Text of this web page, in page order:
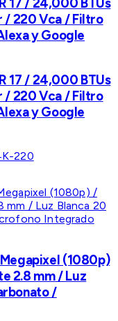
/ 220 Vca / Filtro
y Google
17 / 24,000 BTUs
/ 220 Vca / Filtro
y Google
220
(1080p)
2.8 mm / Luz
/